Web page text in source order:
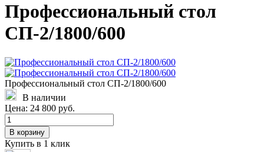
Профессиональный стол
СП-2/1800/600
Профессиональный стол СП-2/1800/600
В наличии
Цена: 24 800 руб.
В корзину
Купить в 1 клик